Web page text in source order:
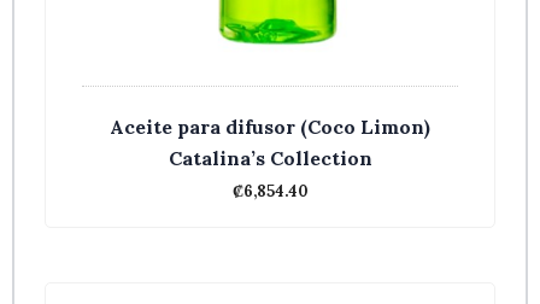
Aceite para difusor (Coco Limon)
Catalina’s Collection
₡6,854.40